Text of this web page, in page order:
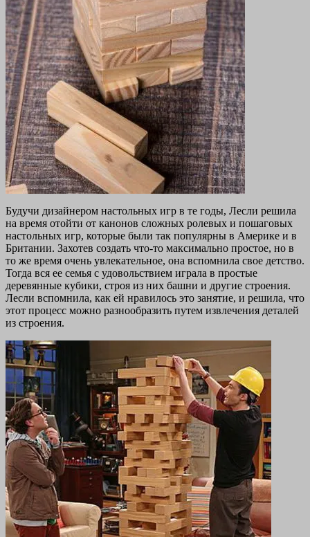
Будучи дизайнером настольных игр в те годы, Лесли решила
на время отойти от канонов сложных ролевых и пошаговых
настольных игр, которые были так популярны в Америке и в
Британии. Захотев создать что-то максимально простое, но в
то же время очень увлекательное, она вспомнила свое детство.
Тогда вся ее семья с удовольствием играла в простые
деревянные кубики, строя из них башни и другие строения.
Лесли вспомнила, как ей нравилось это занятие, и решила, что
этот процесс можно разнообразить путем извлечения деталей
из строения.